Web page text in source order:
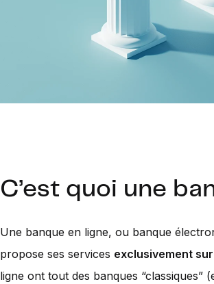
C’est quoi une
Une banque en ligne, ou banque
propose ses services exclusivement
ligne ont tout des banques “classiques”